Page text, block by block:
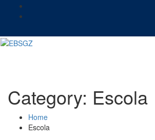
Category: Escola
Home
Escola